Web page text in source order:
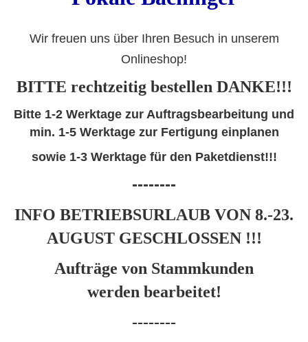
Wir freuen uns über Ihren Besuch in unserem
Onlineshop!
BITTE rechtzeitig bestellen DANKE!!!
Bitte 1-2 Werktage zur Auftragsbearbeitung und
min. 1-5 Werktage zur Fertigung einplanen
sowie 1-3 Werktage für den Paketdienst!!!
--------
INFO BETRIEBSURLAUB VON 8.-23.
AUGUST GESCHLOSSEN !!!
Aufträge von Stammkunden
werden bearbeitet!
--------